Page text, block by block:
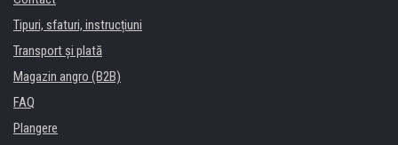
Tipuri, sfaturi, instrucțiuni
Transport şi plată
Magazin angro (B2B)
FAQ
Plangere